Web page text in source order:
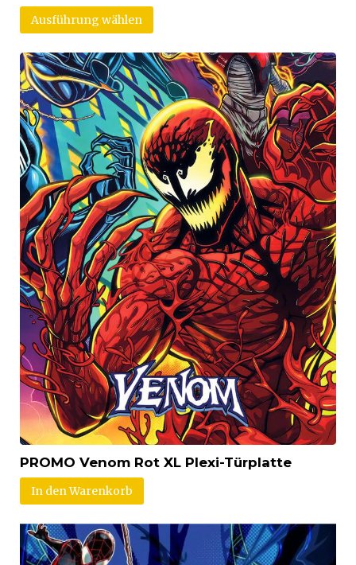
Ausführung wählen
PROMO Venom Rot XL Plexi-Türplatte
In den Warenkorb